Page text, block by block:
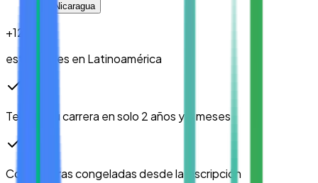
Nicaragua
+12
estudiantes en Latinoamérica
Termina tu carrera en solo 2 años y 8 meses
Colegiaturas congeladasdesde la inscripción